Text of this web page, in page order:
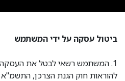
ביטול עסקה על ידי המשתמש
1. המשתמש רשאי לבטל את